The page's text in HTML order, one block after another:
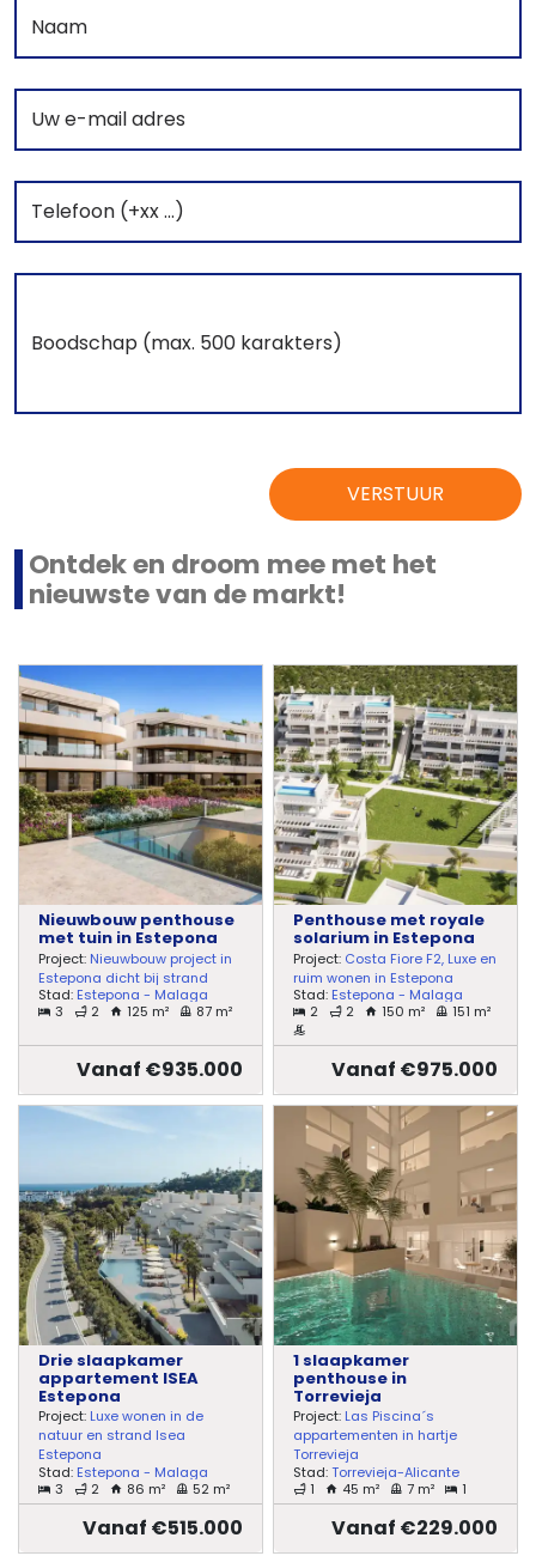
VERSTUUR
Ontdek en droom mee met het
nieuwste van de markt!
Nieuwbouw penthouse
met tuin in Estepona
Project: Nieuwbouw project in
Estepona dicht bij strand
Stad: Estepona - Malaga
3
2 125 m² 87 m²
Vanaf €935.000
Penthouse met royale
solarium in Estepona
Project: Costa Fiore F2, Luxe en
ruim wonen in Estepona
Stad: Estepona - Malaga
2
2 150 m² 151 m²
Vanaf €975.000
Drie slaapkamer
appartement ISEA
Estepona
Project: Luxe wonen in de
natuur en strand Isea
Estepona
Stad: Estepona - Malaga
3
2 86 m² 52 m²
Vanaf €515.000
1 slaapkamer
penthouse in
Torrevieja
Project: Las Piscina´s
appartementen in hartje
Torrevieja
Stad:Torrevieja-Alicante
1
45 m² 7 m² 1
Vanaf €229.000